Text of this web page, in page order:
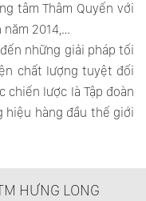
tâm Thâm Quyến với
2014,…
những giải pháp tối
chất lượng tuyệt đối
lược là Tập đoàn
hiệu hàng đầu thế giới
HƯNG LONG